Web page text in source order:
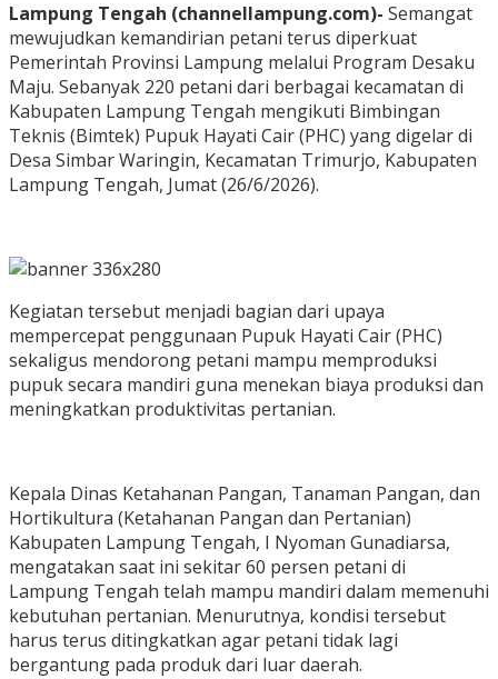
Lampung Tengah (channellampung.com)- Semangat
mewujudkan kemandirian petani terus diperkuat
Pemerintah Provinsi Lampung melalui Program Desaku
Maju. Sebanyak 220 petani dari berbagai kecamatan di
Kabupaten Lampung Tengah mengikuti Bimbingan
Teknis (Bimtek) Pupuk Hayati Cair (PHC) yang digelar di
Desa Simbar Waringin, Kecamatan Trimurjo, Kabupaten
Lampung Tengah, Jumat (26/6/2026).
Kegiatan tersebut menjadi bagian dari upaya
mempercepat penggunaan Pupuk Hayati Cair (PHC)
sekaligus mendorong petani mampu memproduksi
pupuk secara mandiri guna menekan biaya produksi dan
meningkatkan produktivitas pertanian.
Kepala Dinas Ketahanan Pangan, Tanaman Pangan, dan
Hortikultura (Ketahanan Pangan dan Pertanian)
Kabupaten Lampung Tengah, I Nyoman Gunadiarsa,
mengatakan saat ini sekitar 60 persen petani di
Lampung Tengah telah mampu mandiri dalam memenuhi
kebutuhan pertanian. Menurutnya, kondisi tersebut
harus terus ditingkatkan agar petani tidak lagi
bergantung pada produk dari luar daerah.